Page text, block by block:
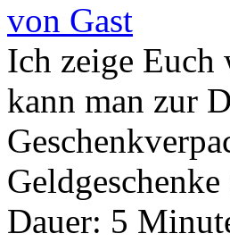
von Gast
Ich zeige Euch
kann man zur
Dauer: 5